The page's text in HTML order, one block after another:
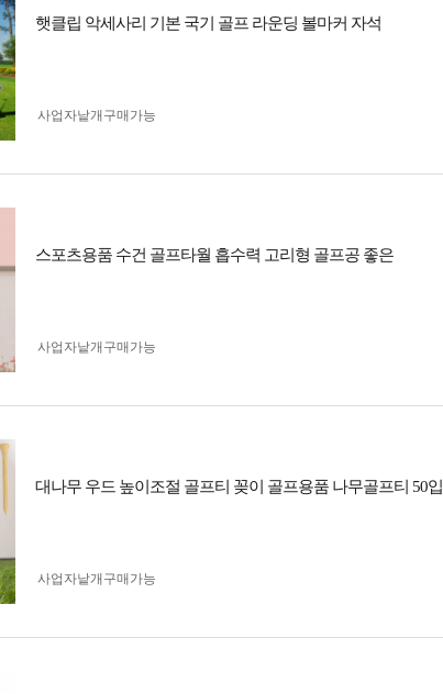
햇클립 악세사리 기본 국기 골프 라운딩 볼마커 자석
사업자 낱개구매가능
스포츠용품 수건 골프타월 흡수력 고리형 골프공 좋은
사업자 낱개구매가능
대나무 우드 높이조절 골프티 꽂이 골프용품 나무골프티 50입
사업자 낱개구매가능